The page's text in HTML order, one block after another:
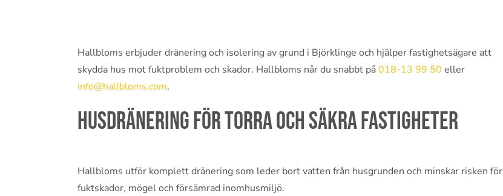
Hallbloms erbjuder dränering och isolering av grund i Björklinge och hjälper fastighetsägare att
skydda hus mot fuktproblem och skador. Hallbloms når du snabbt på018-13 99 50 eller
info@hallbloms.com.
Husdränering för torra och säkra fastigheter
Hallbloms utför komplett dränering som leder bort vatten från husgrunden och minskar risken för
fuktskador, mögel och försämrad inomhusmiljö.